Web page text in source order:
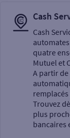
Un service
Cash
Cash
quatre
Mutuel et
A partir
Trouvez
plus
bancaires